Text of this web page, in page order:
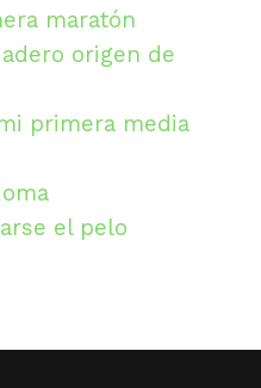
maratón
origen de
primera media
el pelo